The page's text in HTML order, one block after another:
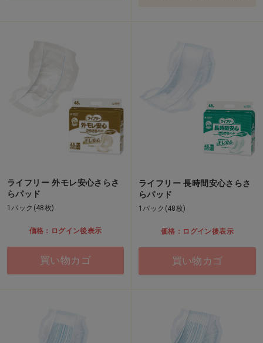
ライフリー 外モレ安心さらさ
らパッド
1パック(48枚)
価格：ログイン後表示
買い物カゴ
ライフリー 長時間安心さらさ
らパッド
1パック(48枚)
価格：ログイン後表示
買い物カゴ